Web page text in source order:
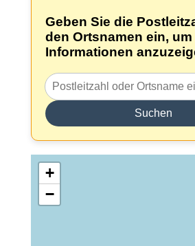
Geben Sie die
den Ortsnamen ein, um
Informationen
Suchen
+
−